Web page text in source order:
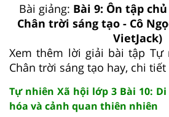
Bài giảng: Bài 9: Ôn tập
Chân trời sáng tạo - Cô
VietJack)
Xem thêm lời giải bài tập
Chân trời sáng tạo hay, chi tiết
Tự nhiên Xã hội lớp 3 Bài 10:
hóa và cảnh quan thiên nhiên